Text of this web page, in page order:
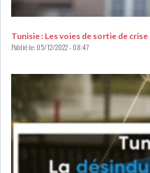
Tunisie : Les voies de sortie de
Publié le:05/12/2022 - 08:47